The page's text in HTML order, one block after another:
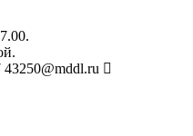
43250@mddl.ru